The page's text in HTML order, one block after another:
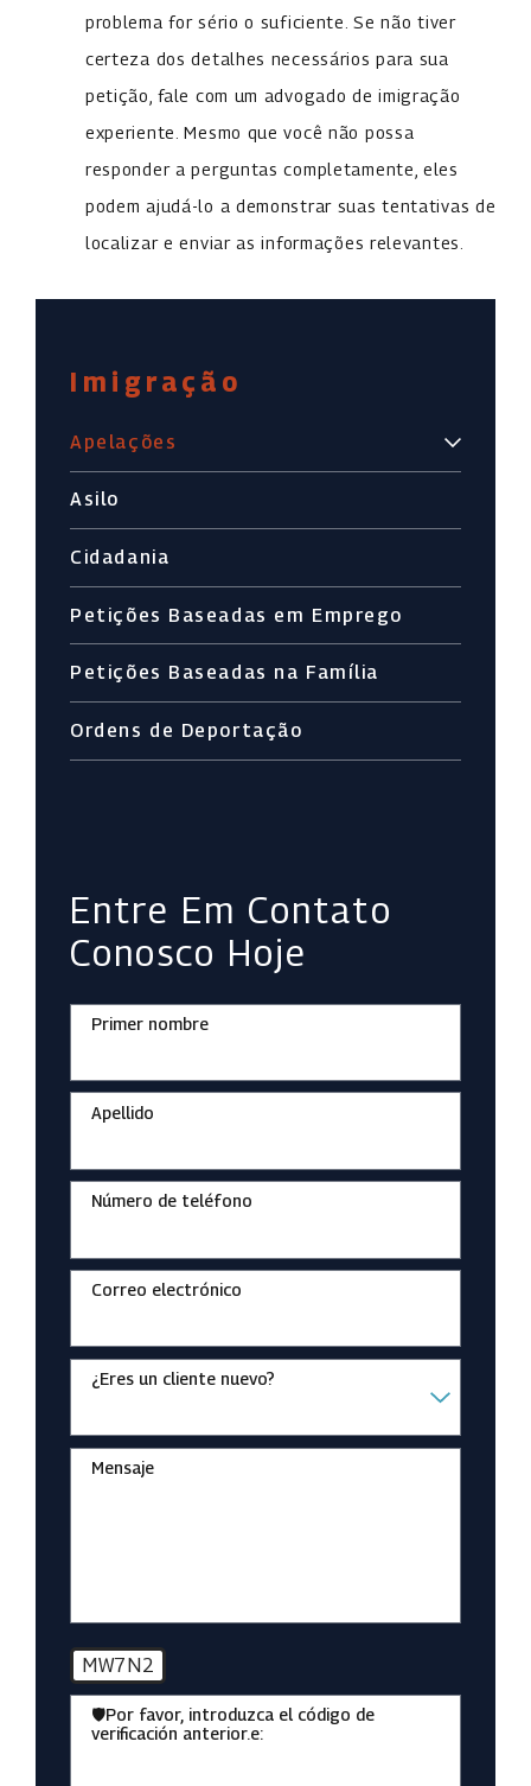
problema for sério o suficiente. Se não tiver
certeza dos detalhes necessários para sua
petição, fale com um advogado de imigração
experiente. Mesmo que você não possa
responder a perguntas completamente, eles
podem ajudá-lo a demonstrar suas tentativas de
localizar e enviar as informações relevantes.
Imigração
Apelações
Asilo
Cidadania
Petições Baseadas em Emprego
Petições Baseadas na Família
Ordens de Deportação
Entre Em Contato
Conosco Hoje
Primer nombre
Apellido
Número de teléfono
Correo electrónico
¿Eres un cliente nuevo?
Mensaje
MW7N2
🛡️Por favor, introduzca el código de
verificación anterior.e: